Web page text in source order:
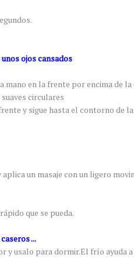
ojos cansados
mano en la frente por encima de la
circulares
y sigue hasta el contorno de
aplica un masaje con un ligero
que se pueda.
...
y usalo para dormir.El frío ayuda a